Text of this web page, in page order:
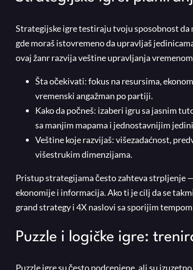
Strategijske igre testiraju tvoju sposobnost da
gde moraš istovremeno da upravljaš
ovaj žanr razvija veštine upravljanja
Šta očekivati: fokus na resursima,
vremenski angažman po partiji.
Kako da počneš: izaberi igru sa jasnim
sa manjim mapama i jednostavnijim
Veštine koje razvijaš: višezadaćnost,
višestrukim dimenzijama.
Pristup strategijama često zahteva strpljenje
ekonomije i informacija. Ako ti je cilj da se
grand strategy i 4X naslovi sa sporijim
Puzzle i logičke igre:
Puzzle igre su često podcenjene, ali su